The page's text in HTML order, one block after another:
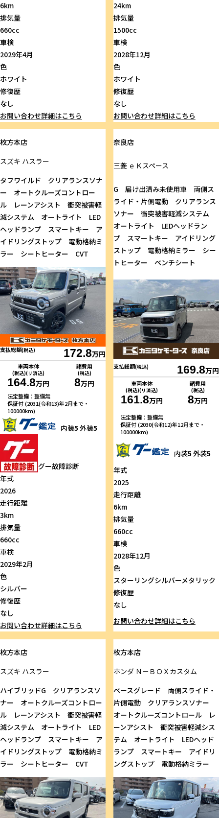
6km
排気量
660cc
車検
2029年4月
色
ホワイト
修復歴
なし
お問い合わせ詳細はこちら
24km
排気量
1500cc
車検
2028年12月
色
ホワイト
修復歴
なし
お問い合わせ詳細はこちら
枚方本店
スズキ ハスラー
タフワイルド クリアランスソナ
ー オートクルーズコントロー
ル レーンアシスト 衝突被害軽
減システム オートライト LED
ヘッドランプ スマートキー ア
イドリングストップ 電動格納ミ
ラー シートヒーター CVT
支払総額(税込) 172.8万円
車両本体
(税込)(リ済込)
164.8万円
諸費用
(税込)
8万円
法定整備：整備無
保証付 (2031(令和13)年2月まで・
100000km)
内装5 外装5
グー故障診断
年式
2026
走行距離
3km
排気量
660cc
車検
2029年2月
色
シルバー
修復歴
なし
お問い合わせ詳細はこちら
奈良店
三菱ｅＫスペース
G 届け出済み未使用車 両側ス
ライド・片側電動 クリアランス
ソナー 衝突被害軽減システム
オートライト LEDヘッドラン
プ スマートキー アイドリング
ストップ 電動格納ミラー シー
トヒーター ベンチシート
支払総額(税込) 169.8万円
車両本体
(税込)(リ済込)
161.8万円
諸費用
(税込)
8万円
法定整備：整備無
保証付 (2030(令和12)年12月まで・
100000km)
内装5 外装5
年式
2025
走行距離
6km
排気量
660cc
車検
2028年12月
色
スターリングシルバーメタリック
修復歴
なし
お問い合わせ詳細はこちら
枚方本店
スズキ ハスラー
ハイブリッドG クリアランスソ
ナー オートクルーズコントロー
ル レーンアシスト 衝突被害軽
減システム オートライト LED
ヘッドランプ スマートキー ア
イドリングストップ 電動格納ミ
ラー シートヒーター CVT
枚方本店
ホンダＮ－ＢＯＸカスタム
ベースグレード 両側スライド・
片側電動 クリアランスソナー
オートクルーズコントロール レ
ーンアシスト 衝突被害軽減シス
テム オートライト LEDヘッド
ランプ スマートキー アイドリ
ングストップ 電動格納ミラー